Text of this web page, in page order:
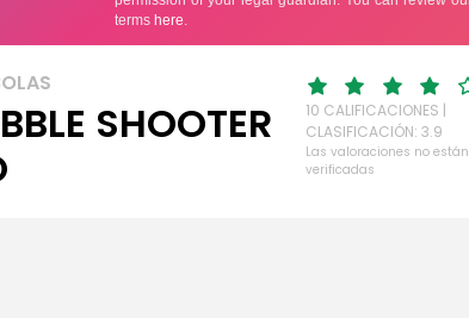
SHOOTER
10 CALIFICACIONES |
CLASIFICACIÓN: 3.9
Las valoraciones no están
verificadas